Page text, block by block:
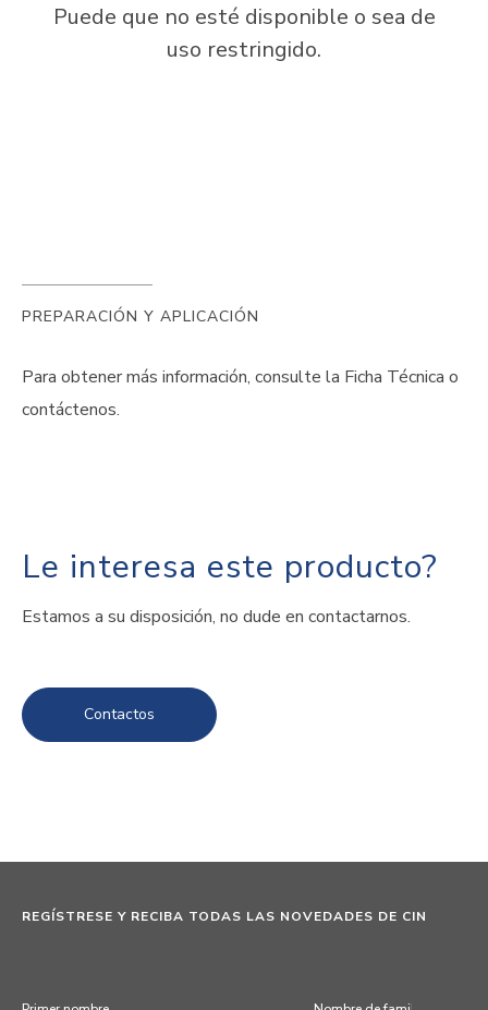
Puede que no esté disponible o sea de
uso restringido.
PREPARACIÓN Y APLICACIÓN
Para obtener más información, consulte la Ficha Técnica o
contáctenos.
Le interesa este producto?
Estamos a su disposición, no dude en contactarnos.
Contactos
REGÍSTRESE Y RECIBA TODAS LAS NOVEDADES DE CIN